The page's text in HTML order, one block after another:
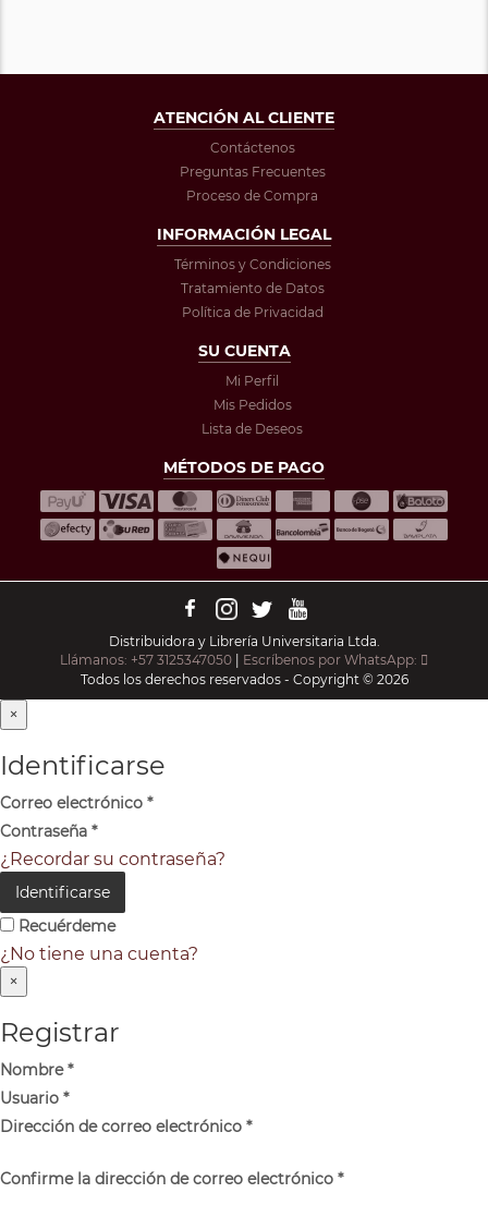
ATENCIÓN AL CLIENTE
Contáctenos
Preguntas Frecuentes
Proceso de Compra
INFORMACIÓN LEGAL
Términos y Condiciones
Tratamiento de Datos
Política de Privacidad
SU CUENTA
Mi Perfil
Mis Pedidos
Lista de Deseos
MÉTODOS DE PAGO
Distribuidora y Librería Universitaria Ltda.
Llámanos: +57 3125347050
Escríbenos por WhatsApp:
Todos los derechos reservados - Copyright © 2026
×
Identificarse
Correo electrónico *
Contraseña *
¿Recordar su contraseña?
Identificarse
Recuérdeme
¿No tiene una cuenta?
×
Registrar
Nombre*
Usuario *
Dirección de correo electrónico *
Confirme la dirección de correo electrónico *